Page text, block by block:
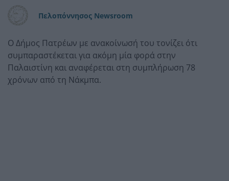
Πελοπόννησος Newsroom
Ο Δήμος Πατρέων με ανακοίνωσή του τονίζει ότι
συμπαραστέκεται για ακόμη μία φορά στην
Παλαιστίνη και αναφέρεται στη συμπλήρωση 78
χρόνων από τη Νάκμπα.